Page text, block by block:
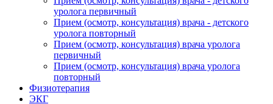
уролога первичный
Прием (осмотр, консультация) врача - детского
уролога повторный
Прием (осмотр, консультация) врача уролога
первичный
Прием (осмотр, консультация) врача уролога
повторный
Физиотерапия
ЭКГ